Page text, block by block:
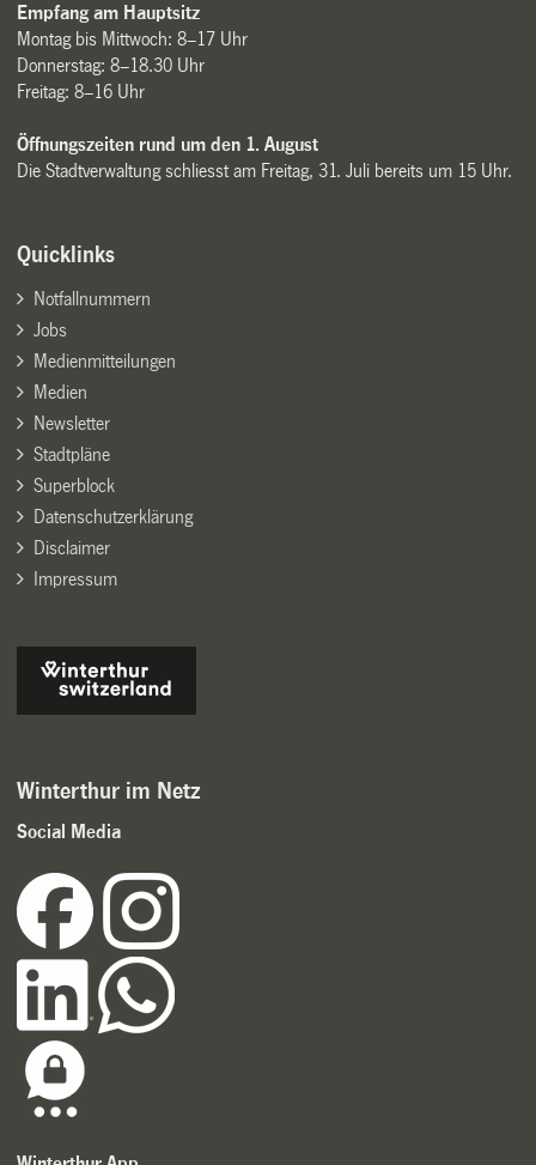
Empfang am Hauptsitz
Montag bis Mittwoch: 8–17 Uhr
Donnerstag: 8–18.30 Uhr
Freitag: 8–16 Uhr
Öffnungszeiten rund um den 1. August
Die Stadtverwaltung schliesst am Freitag, 31. Juli bereits um 15 Uhr.
Quicklinks
Notfallnummern
Jobs
Medienmitteilungen
Medien
Newsletter
Stadtpläne
Superblock
Datenschutzerklärung
Disclaimer
Impressum
Winterthur im Netz
Social Media